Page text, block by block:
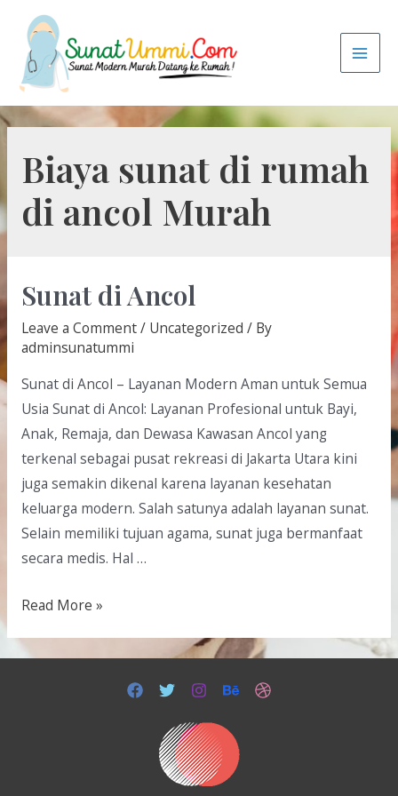
Biaya sunat di rumah
di ancol Murah
Sunat di Ancol
Leave a Comment/ Uncategorized / By
adminsunatummi
Sunat di Ancol – Layanan Modern Aman untuk Semua
Usia Sunat di Ancol: Layanan Profesional untuk Bayi,
Anak, Remaja, dan Dewasa Kawasan Ancol yang
terkenal sebagai pusat rekreasi di Jakarta Utara kini
juga semakin dikenal karena layanan kesehatan
keluarga modern. Salah satunya adalah layanan sunat.
Selain memiliki tujuan agama, sunat juga bermanfaat
secara medis. Hal …
Read More »